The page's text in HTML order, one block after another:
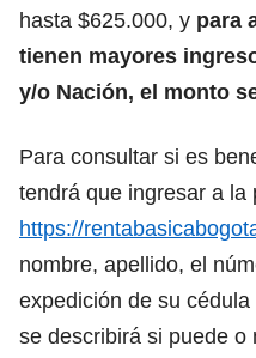
hasta $625.000, y para
tienen mayores
y/o Nación, el monto
Para consultar si es
tendrá que ingresar a la
https://
nombre, apellido, el
expedición de su
se describirá si puede o